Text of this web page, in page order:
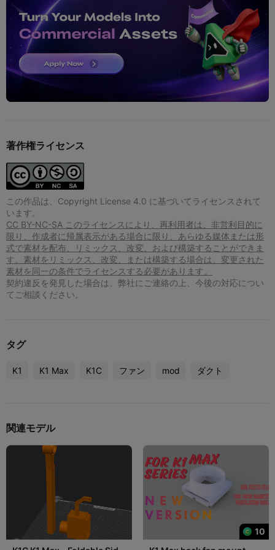
著作権ライセンス
この作品は、Copyright License 4.0 に基づいてライセンスされて
います。
CC BY-NC-SA このライセンスにより、再利用者は、非営利目的に
限り、作成者に帰属表示がある場合に限り、あらゆる媒体または形
式で素材を配布、リミックス、改変、および構築することができま
す。素材をリミックス、改変、または構築する場合は、変更された
素材を同一の条件でライセンスする必要があります。
契約違反を発見した場合は、弊社にご連絡の上、今後の対応につい
てご相談ください。
タグ
K1 K1 Max K1C ファン mod ダクト
関連モデル
10